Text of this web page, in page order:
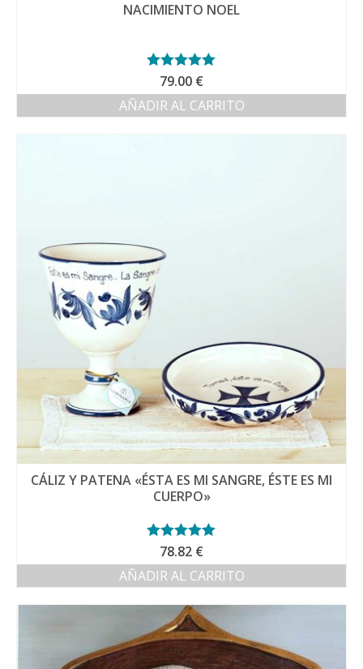
NACIMIENTO NOEL
Valorado con
5.00de 5
79.00 €
AÑADIR AL CARRITO
CÁLIZ Y PATENA «ÉSTA ES MI SANGRE, ÉSTE ES MI
CUERPO»
Valorado con
5.00de 5
78.82 €
AÑADIR AL CARRITO